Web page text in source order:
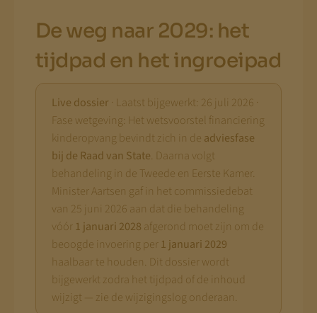
De weg naar 2029: het
tijdpad en het ingroeipad
Live dossier · Laatst bijgewerkt: 26 juli 2026 ·
Fase wetgeving: Het wetsvoorstel financiering
kinderopvang bevindt zich in de adviesfase
bij de Raad van State. Daarna volgt
behandeling in de Tweede en Eerste Kamer.
Minister Aartsen gaf in het commissiedebat
van 25 juni 2026 aan dat die behandeling
vóór1 januari 2028 afgerond moet zijn om de
beoogde invoering per1 januari 2029
haalbaar te houden. Dit dossier wordt
bijgewerkt zodra het tijdpad of de inhoud
wijzigt — zie de wijzigingslog onderaan.